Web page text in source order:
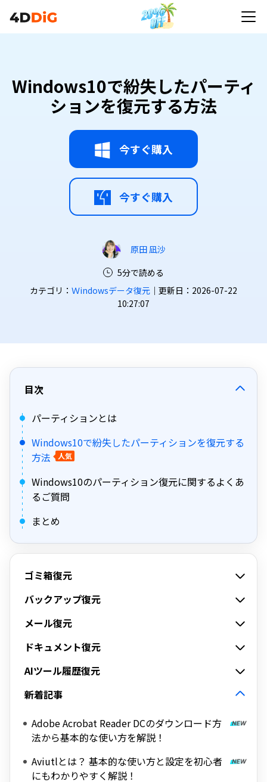
Windows10で紛失したパーティ
ションを復元する方法
今すぐ購入
今すぐ購入
原田 凪沙
5分で読める
カテゴリ： Ｗindowsデータ復元 ｜更新日：2026-07-22
10:27:07
目次
パーティションとは
Windows10で紛失したパーティションを復元する
方法
人気
Windows10のパーティション復元に関するよくあ
るご質問
まとめ
ゴミ箱復元
バックアップ復元
メール復元
ドキュメント復元
AIツール履歴復元
新着記事
Adobe Acrobat Reader DCのダウンロード方
法から基本的な使い方を解説！
Aviutlとは？ 基本的な使い方と設定を初心者
にもわかりやすく解説！